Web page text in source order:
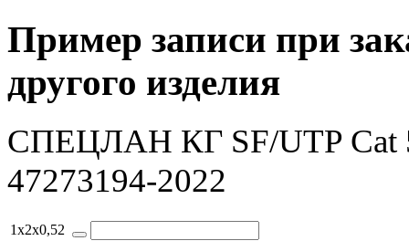
Пример записи при
другого изделия
СПЕЦЛАН КГ SF/UTP Cat
47273194-2022
1x2x0,52